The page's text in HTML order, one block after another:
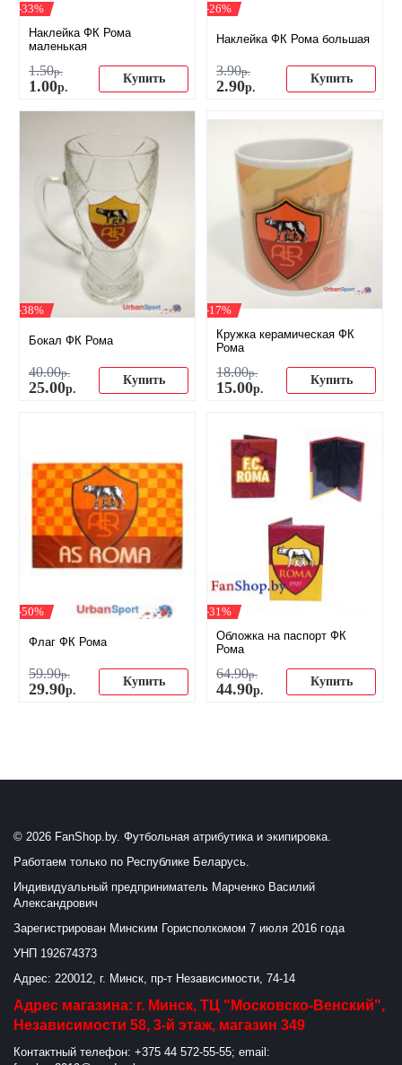
-33%
Наклейка ФК Рома
маленькая
1.50р.
1.00р.
Купить
-26%
Наклейка ФК Рома большая
3.90р.
2.90р.
Купить
-38%
Бокал ФК Рома
40.00р.
25.00р.
Купить
-17%
Кружка керамическая ФК
Рома
18.00р.
15.00р.
Купить
-50%
Флаг ФК Рома
59.90р.
29.90р.
Купить
-31%
Обложка на паспорт ФК
Рома
64.90р.
44.90р.
Купить
© 2026 FanShop.by. Футбольная атрибутика и экипировка.
Работаем только по Республике Беларусь.
Индивидуальный предприниматель Марченко Василий
Александрович
Зарегистрирован Минским Горисполкомом 7 июля 2016 года
УНП 192674373
Адрес: 220012, г. Минск, пр-т Независимости, 74-14
Адрес магазина: г. Минск, ТЦ "Московско-Венский",
Независимости 58, 3-й этаж, магазин 349
Контактный телефон: +375 44 572-55-55; email: